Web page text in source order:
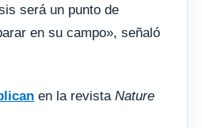
será un punto de
en su campo», señaló
en la revista Nature